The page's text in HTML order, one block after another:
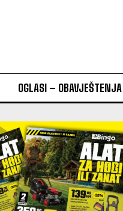
OGLASI – OBAVJEŠTENJA